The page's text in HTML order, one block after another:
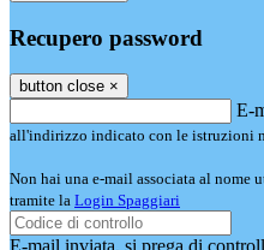
Recupero password
button close ×
E-
all'indirizzo indicato con le istruzioni
Non hai una e-mail associata al nome
tramite la Login Spaggiari